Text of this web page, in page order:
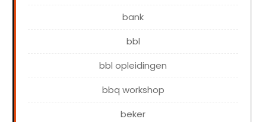
bank
bbl
bbl opleidingen
bbq workshop
beker